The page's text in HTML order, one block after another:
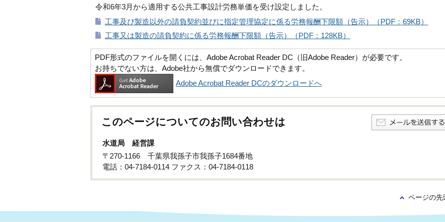
令和6年3月から適用する公共工事設計労務単価を受け設定しました。
工事及び製造以外の請負契約並びに指定管理協定に係る労務報酬下限額（告示）（PDF：69KB）
工事又は製造の請負契約に係る労務報酬下限額（告示）（PDF：128KB）
PDF形式のファイルを開くには、Adobe Acrobat Reader DC（旧Adobe Reader）が必要です。
お持ちでない方は、Adobe社から無償でダウンロードできます。
Adobe Acrobat Reader DCのダウンロードへ
このページについてのお問い合わせは
水道局 経営課
〒270-1166 千葉県我孫子市我孫子1684番地
電話：04-7184-0114 ファクス：04-7184-0118
ページの先